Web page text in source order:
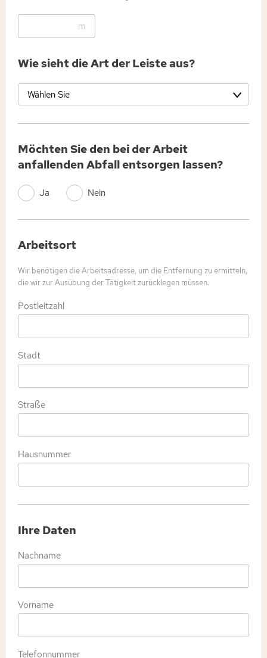
m
Wie sieht die Art der Leiste aus?
Wählen Sie
Möchten Sie den bei der Arbeit
anfallenden Abfall entsorgen lassen?
Ja Nein
Arbeitsort
Wir benötigen die Arbeitsadresse, um die Entfernung zu ermitteln,
die wir zur Ausübung der Tätigkeit zurücklegen müssen.
Postleitzahl
Stadt
Straße
Hausnummer
Ihre Daten
Nachname
Vorname
Telefonnummer